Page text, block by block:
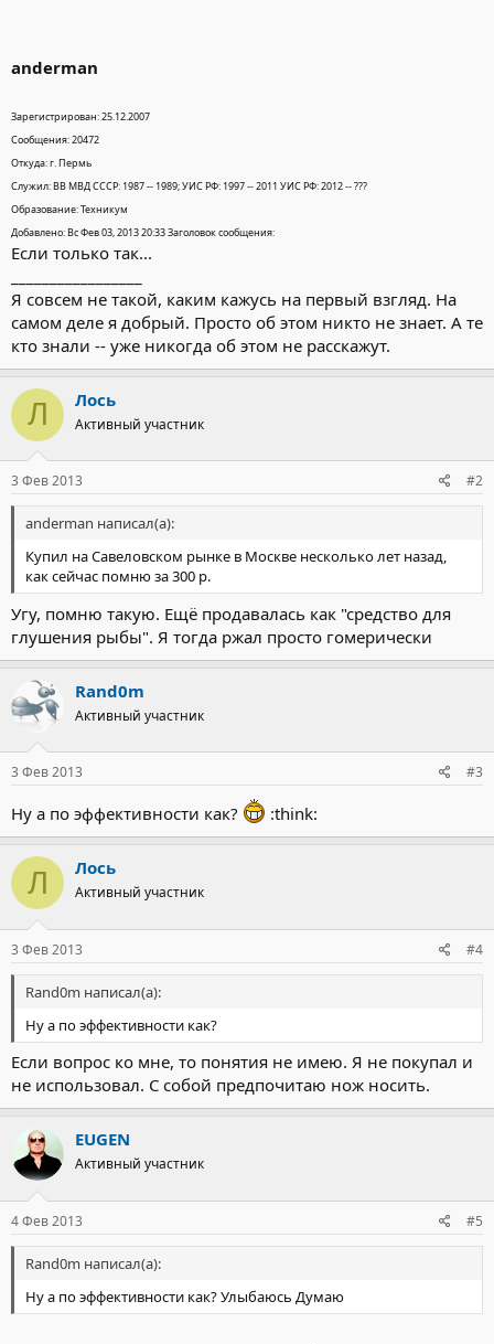
anderman
Зарегистрирован: 25.12.2007
Сообщения: 20472
Откуда: г. Пермь
Служил: ВВ МВД СССР: 1987 -- 1989; УИС РФ: 1997 -- 2011 УИС РФ: 2012 -- ???
Образование: Техникум
Добавлено: Вс Фев 03, 2013 20:33 Заголовок сообщения:
Если только так...
Я совсем не такой, каким кажусь на первый взгляд. На
самом деле я добрый. Просто об этом никто не знает. А те
кто знали -- уже никогда об этом не расскажут.
Л Лось
Активный участник
3 Фев 2013 #2
anderman написал(а):
Купил на Савеловском рынке в Москве несколько лет назад,
как сейчас помню за 300 р.
Угу, помню такую. Ещё продавалась как "средство для
глушения рыбы". Я тогда ржал просто гомерически
Rand0m
Активный участник
3 Фев 2013 #3
Ну а по эффективности как? :think:
Л Лось
Активный участник
3 Фев 2013 #4
Rand0m написал(а):
Ну а по эффективности как?
Если вопрос ко мне, то понятия не имею. Я не покупал и
не использовал. С собой предпочитаю нож носить.
EUGEN
Активный участник
4 Фев 2013 #5
Rand0m написал(а):
Ну а по эффективности как? Улыбаюсь Думаю